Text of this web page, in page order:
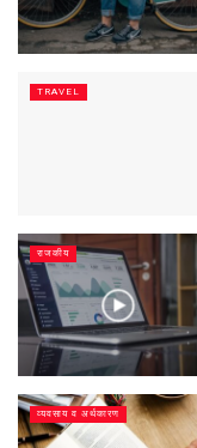
TRAVEL
राजकीय
व्यवसाय व अर्थकारण